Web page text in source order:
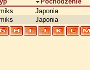
Japonia
Japonia